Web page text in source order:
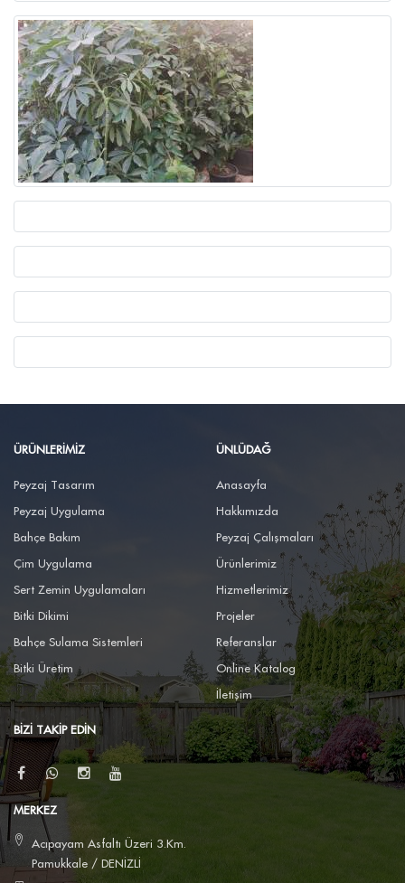
ÜRÜNLERIMIZ
Peyzaj Tasarım
Peyzaj Uygulama
Bahçe Bakım
Çim Uygulama
Sert Zemin Uygulamaları
Bitki Dikimi
Bahçe Sulama Sistemleri
Bitki Üretim
ÜNLÜDAĞ
Anasayfa
Hakkımızda
Peyzaj Çalışmaları
Ürünlerimiz
Hizmetlerimiz
Projeler
Referanslar
Online Katalog
İletişim
BIZI TAKIP EDIN
MERKEZ
Acıpayam Asfaltı Üzeri 3.Km.
Pamukkale / DENİZLİ